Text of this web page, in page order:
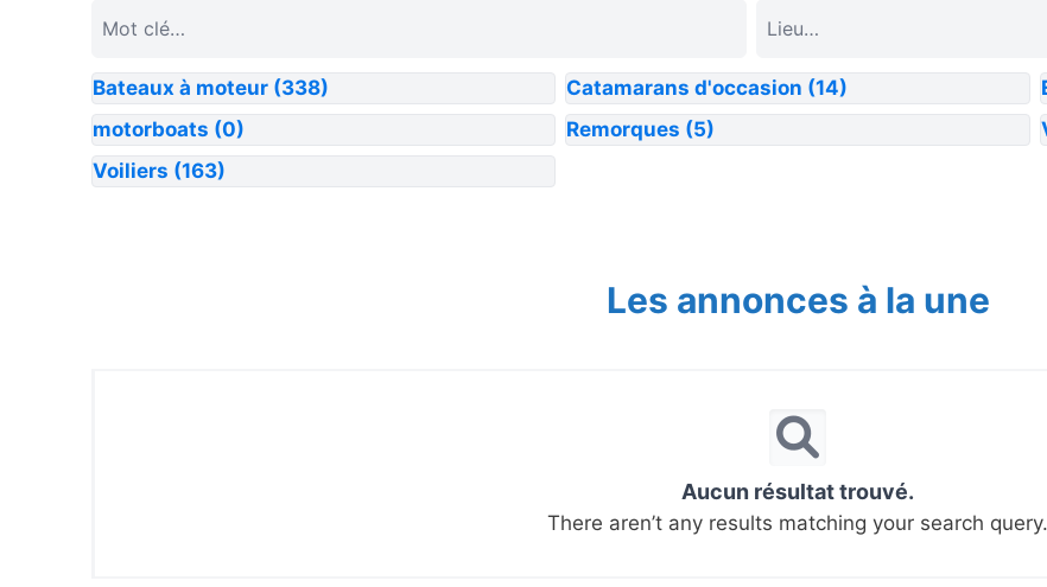
Bateaux à moteur (338) Catamarans d'occasion (14)
motorboats (0) Remorques (5)
Voiliers (163)
Les annonces à la une
Aucun résultat trouvé.
There aren’t any results matching your search query.